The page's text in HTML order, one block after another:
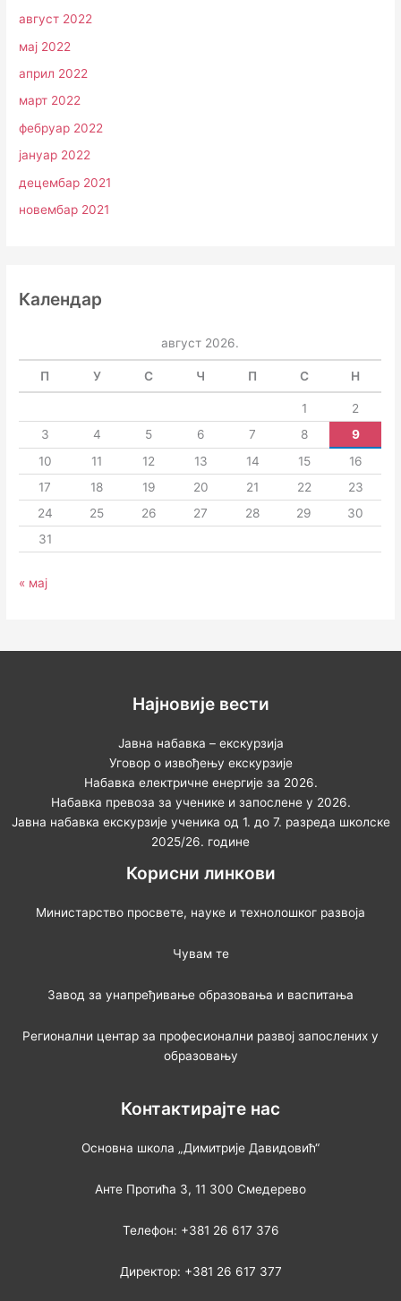
август 2022
мај 2022
април 2022
март 2022
фебруар 2022
јануар 2022
децембар 2021
новембар 2021
Календар
август 2026.
П У С Ч П С Н
1
2
3
4 5 6 7 8
9
10
11 12 13 14 15
16
17
18 19 20 21 22
23
24
25 26 27 28 29
30
31
« мај
Најновије вести
Јавна набавка – екскурзија
Уговор о извођењу екскурзије
Набавка електричне енергије за 2026.
Набавка превоза за ученике и запослене у 2026.
Јавна набавка екскурзије ученика од 1. до 7. разреда школске
2025/26. године
Корисни линкови
Министарство просвете, науке и технолошког развоја
Чувам те
Завод за унапређивање образовања и васпитања
Регионални центар за професионални развој запослених у
образовању
Контактирајте нас
Основна школа „Димитрије Давидовић“
Анте Протића 3, 11 300 Смедерево
Телефон: +381 26 617 376
Директор: +381 26 617 377